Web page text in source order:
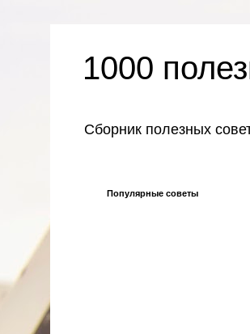
1000
Сборник полезных
Популярные советы